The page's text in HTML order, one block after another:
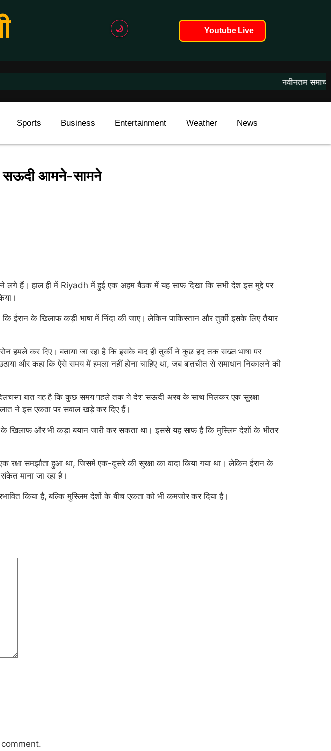
🌙 Youtube Live
नवीनतम
Sports Business Entertainment Weather News
सऊदी आमने-सामने
हैं। हाल ही में Riyadh में हुई एक अहम बैठक में यह साफ दिखा कि सभी देश इस मुद्दे पर
ईरान के खिलाफ कड़ी भाषा में निंदा की जाए। लेकिन पाकिस्तान और तुर्की इसके लिए तैयार
हमले कर दिए। बताया जा रहा है कि इसके बाद ही तुर्की ने कुछ हद तक सख्त भाषा पर
और कहा कि ऐसे समय में हमला नहीं होना चाहिए था, जब बातचीत से समाधान निकालने की
बात यह है कि कुछ समय पहले तक ये देश सऊदी अरब के साथ मिलकर एक सुरक्षा
ने इस एकता पर सवाल खड़े कर दिए हैं।
खिलाफ और भी कड़ा बयान जारी कर सकता था। इससे यह साफ है कि मुस्लिम देशों के भीतर
रक्षा समझौता हुआ था, जिसमें एक-दूसरे की सुरक्षा का वादा किया गया था। लेकिन ईरान के
माना जा रहा है।
किया है, बल्कि मुस्लिम देशों के बीच एकता को भी कमजोर कर दिया है।